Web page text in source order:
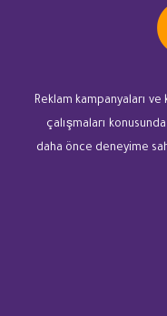
Reklam kampanyaları
çalışmaları
daha önce deneyime